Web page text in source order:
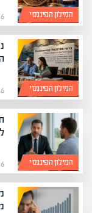
המילון הפיננסי 07/
המילון הפיננסי 02/
המילון הפיננסי 08/